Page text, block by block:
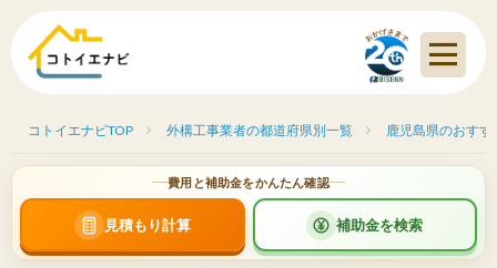
コトイエナビTOP 外構工事業者の都道府県別一覧 鹿児島県のおす
費用と補助金をかんたん確認
見積もり計算 補助金を検索